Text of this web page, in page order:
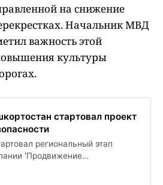
на снижение
Начальник МВД
важность этой
культуры
стартовал проект
региональный этап
'Продвижение